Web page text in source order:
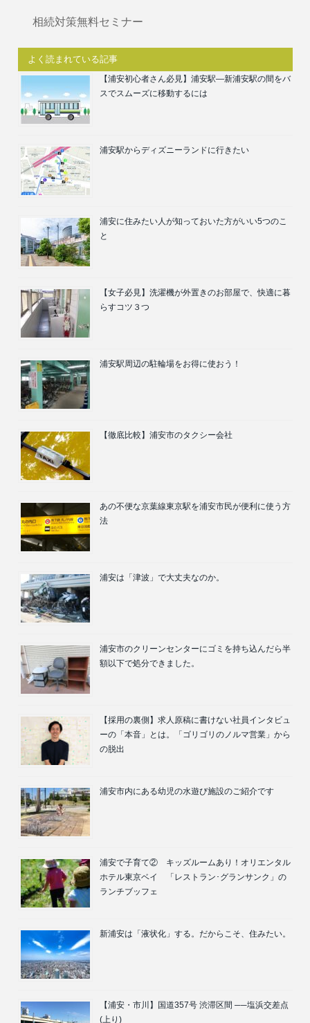
相続対策無料セミナー
よく読まれている記事
【浦安初心者さん必見】浦安駅―新浦安駅の間をバ
スでスムーズに移動するには
浦安駅からディズニーランドに行きたい
浦安に住みたい人が知っておいた方がいい5つのこ
と
【女子必見】洗濯機が外置きのお部屋で、快適に暮
らすコツ３つ
浦安駅周辺の駐輪場をお得に使おう！
【徹底比較】浦安市のタクシー会社
あの不便な京葉線東京駅を浦安市民が便利に使う方
法
浦安は「津波」で大丈夫なのか。
浦安市のクリーンセンターにゴミを持ち込んだら半
額以下で処分できました。
【採用の裏側】求人原稿に書けない社員インタビュ
ーの「本音」とは。「ゴリゴリのノルマ営業」から
の脱出
浦安市内にある幼児の水遊び施設のご紹介です
浦安で子育て② キッズルームあり！オリエンタル
ホテル東京ベイ 「レストラン･グランサンク」の
ランチブッフェ
新浦安は「液状化」する。だからこそ、住みたい。
【浦安・市川】国道357号 渋滞区間 ──塩浜交差点
(上り)